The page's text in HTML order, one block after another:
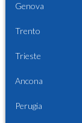
Genova
Trento
Trieste
Ancona
Perugia